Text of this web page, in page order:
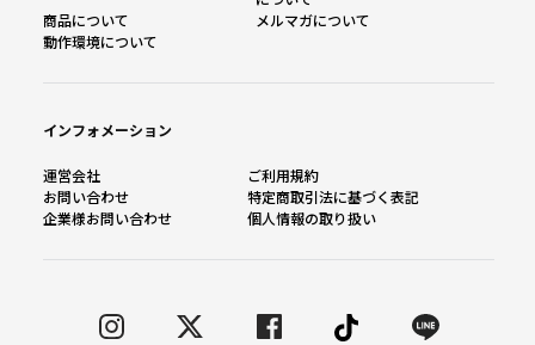
商品について
メルマガについて
動作環境について
インフォメーション
運営会社
ご利用規約
お問い合わせ
特定商取引法に基づく表記
企業様お問い合わせ
個人情報の取り扱い